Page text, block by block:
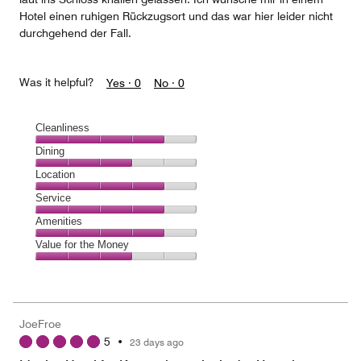
Hotel einen ruhigen Rückzugsort und das war hier leider nicht
durchgehend der Fall.
Was it helpful? Yes · 0 No · 0
Cleanliness
Cleanliness,
4
out
of
5
Dining
Dining,
3
out
of
5
Location
Location,
4
out
of
5
Service
Service,
4
out
Amenities
Amenities,
4
5
Value for the Money
3
out
JoeFroe
5 • 23 days ago